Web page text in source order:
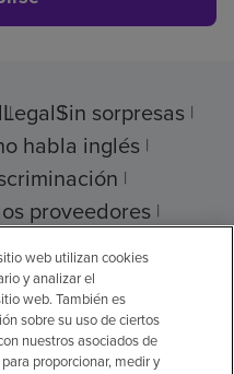
LegalSin sorpresas
habla inglés
proveedores
de precios
Corporation
web utilizan cookies
y analizar el
web. También es
sobre su uso de ciertos
nuestros asociados de
proporcionar, medir y